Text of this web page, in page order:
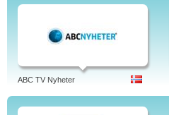
ABC TV Nyheter